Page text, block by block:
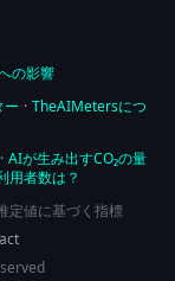
の影響
ー · TheAIMetersにつ
· AIが生み出すCO₂の量
用者数は？
定値に基づく指標